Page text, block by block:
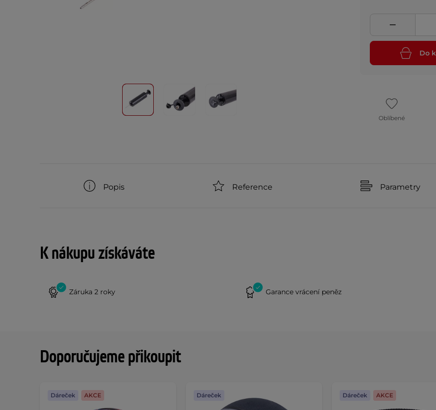
Do
Oblíbené
Popis Reference Parametry
K nákupu získáváte
Záruka 2 roky Garance vrácení peněz
Doporučujeme přikoupit
Dáreček AKCE Dáreček Dáreček AKCE